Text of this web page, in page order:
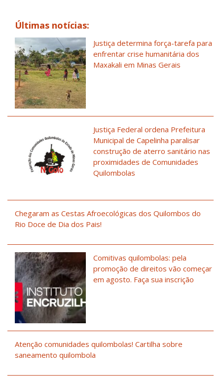
Últimas notícias:
Justiça determina força-tarefa para
enfrentar crise humanitária dos
Maxakali em Minas Gerais
Justiça Federal ordena Prefeitura
Municipal de Capelinha paralisar
construção de aterro sanitário nas
proximidades de Comunidades
Quilombolas
Chegaram as Cestas Afroecológicas dos Quilombos do
Rio Doce de Dia dos Pais!
Comitivas quilombolas: pela
promoção de direitos vão começar
em agosto. Faça sua inscrição
Atenção comunidades quilombolas! Cartilha sobre
saneamento quilombola